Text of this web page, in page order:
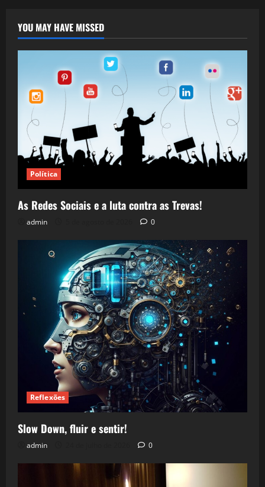
YOU MAY HAVE MISSED
Política
As Redes Sociais e a luta contra as Trevas!
admin 0
Reflexões
Slow Down, fluir e sentir!
admin 0